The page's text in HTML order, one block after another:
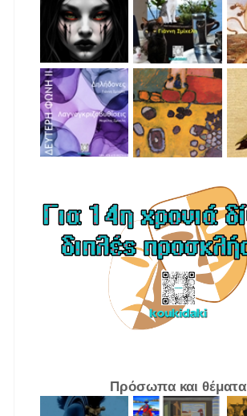
Πρόσωπα και θέματα